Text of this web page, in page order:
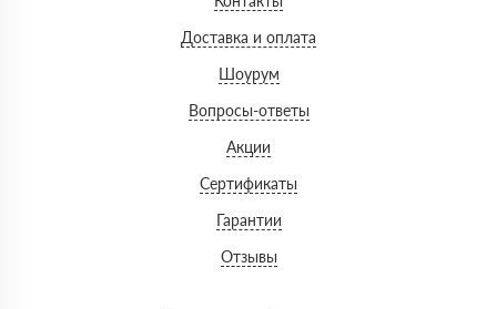
Доставка и оплата
Шоурум
Вопросы-ответы
Акции
Сертификаты
Гарантии
Отзывы